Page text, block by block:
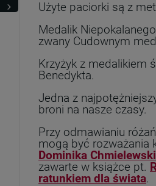
Użyte paciorki są z
Medalik
zwany Cudownym
Krzyżyk z medalikiem
Benedykta.
Jedna z
broni na nasze czasy.
Przy odmawianiu
mogą być rozważania
Dominika
zawarte w książce pt.
ratunkiem dla świata.